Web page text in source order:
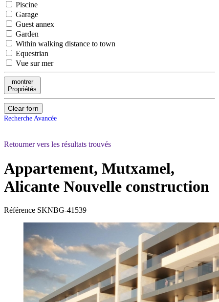
Piscine
Garage
Guest annex
Garden
Within walking distance to town
Equestrian
Vue sur mer
montrer
Propriétés
Clear forn
Recherche Avancée
Retourner vers les résultats trouvés
Appartement, Mutxamel,
Alicante Nouvelle construction
Référence SKNBG-41539